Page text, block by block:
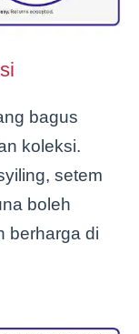
bagus
koleksi.
setem
boleh
berharga di